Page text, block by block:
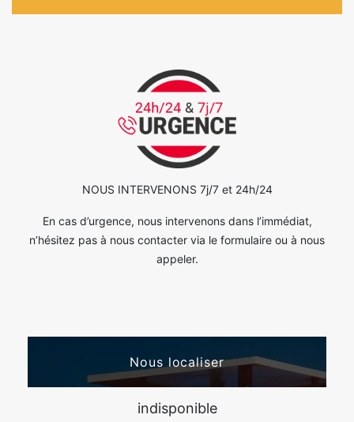
NOUS INTERVENONS 7j/7 et 24h/24
En cas d’urgence, nous intervenons dans l’immédiat,
n’hésitez pas à nous contacter via le formulaire ou à nous
appeler.
Nous localiser
indisponible